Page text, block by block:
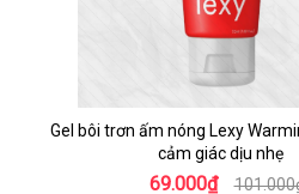
Gel bôi trơn ấm nóng Lexy
cảm giác dịu nhẹ
69.000₫